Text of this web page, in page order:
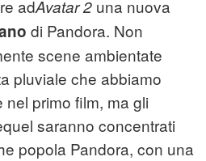
adAvatar 2 una nuova
di Pandora. Non
scene ambientate
pluviale che abbiamo
primo film, ma gli
saranno concentrati
popola Pandora, con una